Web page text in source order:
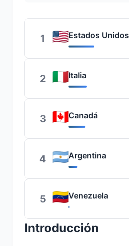
1 Estados Unidos
2 Italia
3 Canadá
4 Argentina
5 Venezuela
Introducción